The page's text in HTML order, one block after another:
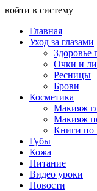
войти в систему
Главная
Уход за глазами
Здоровье
Очки и
Ресницы
Брови
Косметика
Макияж
Макияж
Книги по
Губы
Кожа
Питание
Видео уроки
Новости